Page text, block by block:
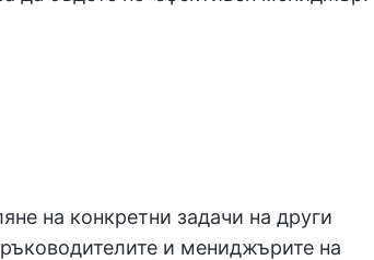
на конкретни задачи на други
и мениджърите на